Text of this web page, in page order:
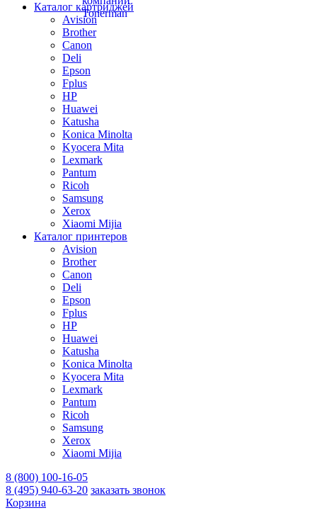
Каталог картриджей
Avision
Brother
Canon
Deli
Epson
Fplus
HP
Huawei
Katusha
Konica Minolta
Kyocera Mita
Lexmark
Pantum
Ricoh
Samsung
Xerox
Xiaomi Mijia
Каталог принтеров
Avision
Brother
Canon
Deli
Epson
Fplus
HP
Huawei
Katusha
Konica Minolta
Kyocera Mita
Lexmark
Pantum
Ricoh
Samsung
Xerox
Xiaomi Mijia
8 (800) 100-16-05
8 (495) 940-63-20 заказать звонок
Корзина